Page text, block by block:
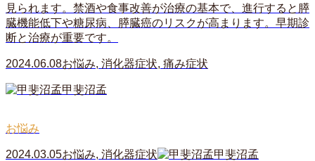
見られます。禁酒や食事改善が治療の基本で、進行すると膵
臓機能低下や糖尿病、膵臓癌のリスクが高まります。早期診
断と治療が重要です。
2024.06.08お悩み, 消化器症状, 痛み症状
甲斐沼孟
お悩み
2024.03.05お悩み, 消化器症状 甲斐沼孟